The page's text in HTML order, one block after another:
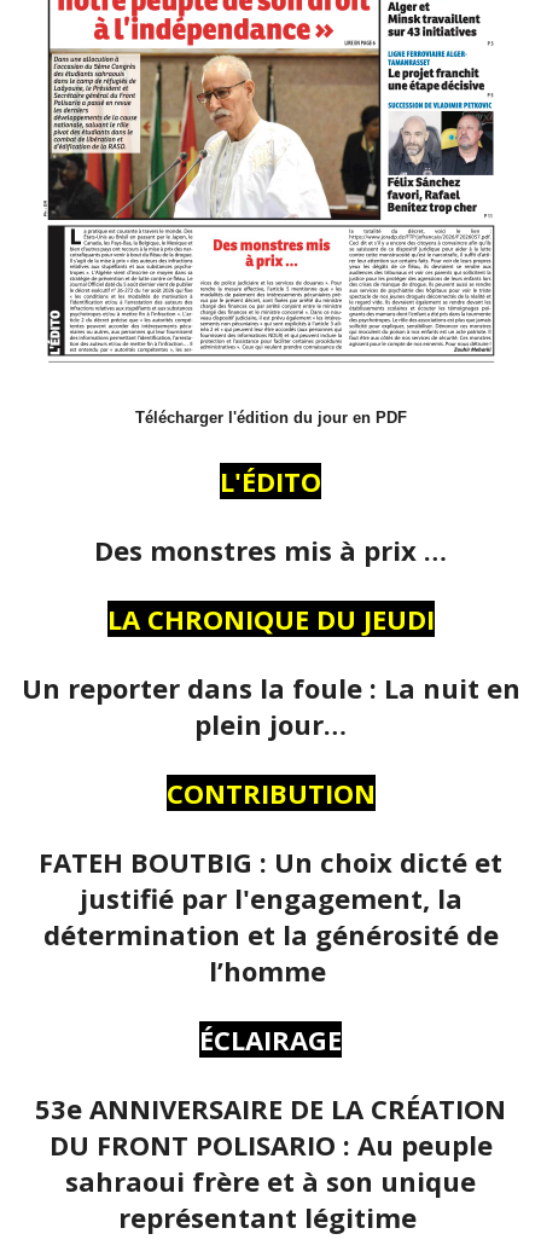
Télécharger l'édition du jour en PDF
L'ÉDITO
Des monstres mis à prix …
LA CHRONIQUE DU JEUDI
Un reporter dans la foule : La nuit en
plein jour…
CONTRIBUTION
FATEH BOUTBIG : Un choix dicté et
justifié par l'engagement, la
détermination et la générosité de
l’homme
ÉCLAIRAGE
53e ANNIVERSAIRE DE LA CRÉATION
DU FRONT POLISARIO : Au peuple
sahraoui frère et à son unique
représentant légitime